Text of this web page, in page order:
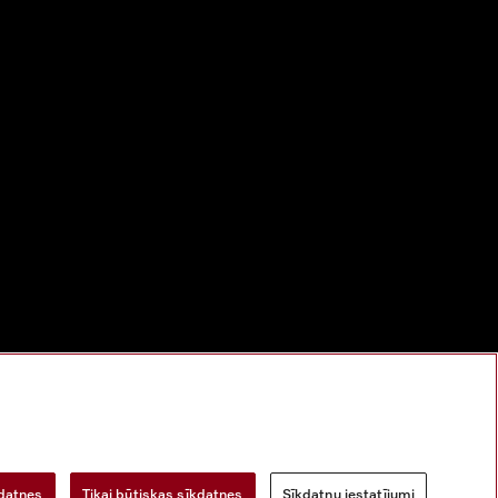
Tikai būtiskas sīkdatnes Sīkdatņu iestatījumi